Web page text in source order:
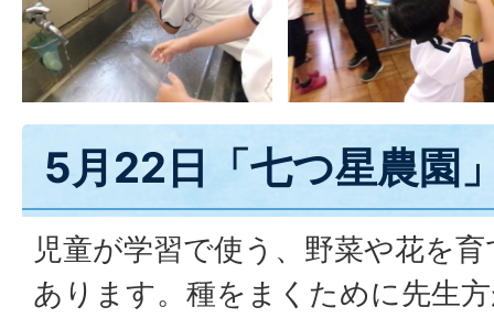
5月22日「七つ星農園
児童が学習で使う、野菜や花を
あります。種をまくために先生